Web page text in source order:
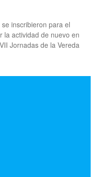
inscribieron para el
la actividad de nuevo en
Jornadas de la Vereda